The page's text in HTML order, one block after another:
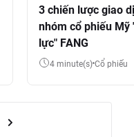
3 chiến lược giao
nhóm cổ phiếu Mỹ
lực" FANG
4 minute(s) Cổ phiếu